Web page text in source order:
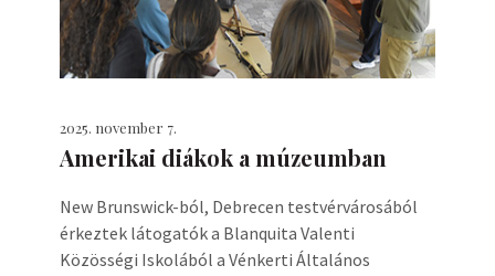
2025. november 7.
Amerikai diákok a múzeumban
New Brunswick-ból, Debrecen testvérvárosából
érkeztek látogatók a Blanquita Valenti
Közösségi Iskolából a Vénkerti Általános